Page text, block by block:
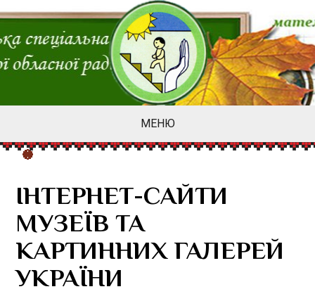
МЕНЮ
ІНТЕРНЕТ-САЙТИ
МУЗЕЇВ ТА
КАРТИННИХ ГАЛЕРЕЙ
УКРАЇНИ